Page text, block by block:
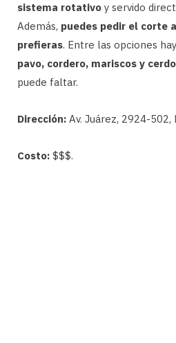
sistema rotativo y servido
Además, puedes pedir el corte
prefieras. Entre las opciones hay
pavo, cordero, mariscos y cerdo
puede faltar.
Dirección: Av. Juárez, 2924-502,
Costo: $$$.